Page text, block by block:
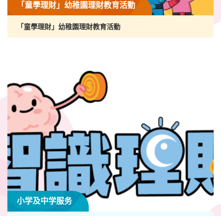
「童學理財」幼稚園理財教育活動
「童學理財」幼稚園理財教育活動
小学及中学服务